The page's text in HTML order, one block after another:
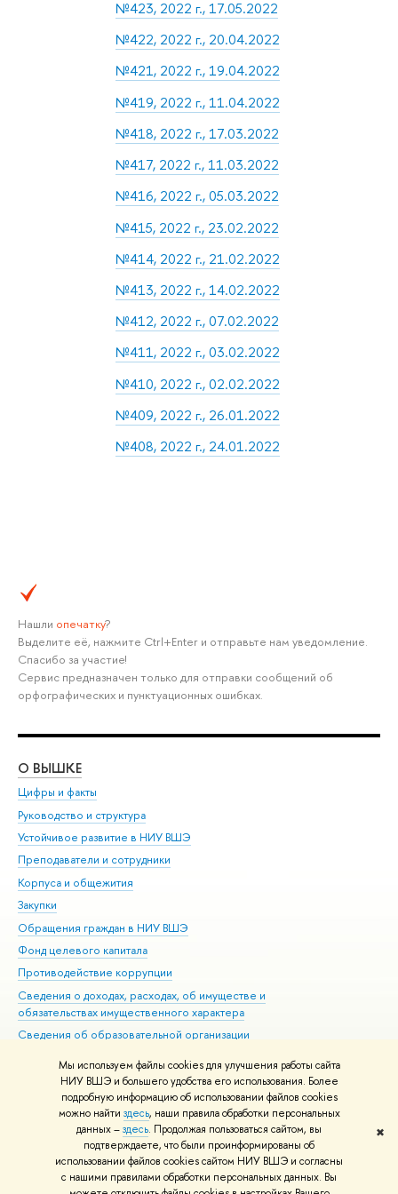
Мы используем файлы cookies для улучшения работы сайта
НИУ ВШЭ и большего удобства его использования. Более
подробную информацию об использовании файлов cookies
можно найти здесь, наши правила обработки персональных
данных –здесь. Продолжая пользоваться сайтом, вы
подтверждаете, что были проинформированы об
использовании файлов cookies сайтом НИУ ВШЭ и согласны
с нашими правилами обработки персональных данных. Вы
✖
№423, 2022 г., 17.05.2022
№422, 2022 г., 20.04.2022
№421, 2022 г., 19.04.2022
№419, 2022 г., 11.04.2022
№418, 2022 г., 17.03.2022
№417, 2022 г., 11.03.2022
№416, 2022 г., 05.03.2022
№415, 2022 г., 23.02.2022
№414, 2022 г., 21.02.2022
№413, 2022 г., 14.02.2022
№412, 2022 г., 07.02.2022
№411, 2022 г., 03.02.2022
№410, 2022 г., 02.02.2022
№409, 2022 г., 26.01.2022
№408, 2022 г., 24.01.2022
Нашли опечатку?
Выделите её, нажмите Ctrl+Enter и отправьте нам уведомление.
Спасибо за участие!
Сервис предназначен только для отправки сообщений об
орфографических и пунктуационных ошибках.
О ВЫШКЕ
Цифры и факты
Руководство и структура
Устойчивое развитие в НИУ ВШЭ
Преподаватели и сотрудники
Корпуса и общежития
Закупки
Обращения граждан в НИУ ВШЭ
Фонд целевого капитала
Противодействие коррупции
Сведения о доходах, расходах, об имуществе и
обязательствах имущественного характера
Сведения об образовательной организации
Людям с ограниченными возможностями здоровья
Единая платежная страница
Работа в Вышке
© НИУ ВШЭ 1993–2026 Адреса и контакты Условия использования
материалов Политика конфиденциальности Карта сайта